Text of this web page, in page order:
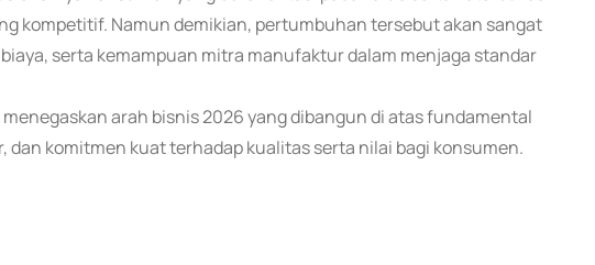
kompetitif. Namun demikian, pertumbuhan tersebut akan sangat
serta kemampuan mitra manufaktur dalam menjaga standar
menegaskan arah bisnis 2026 yang dibangun di atas fundamental
komitmen kuat terhadap kualitas serta nilai bagi konsumen.